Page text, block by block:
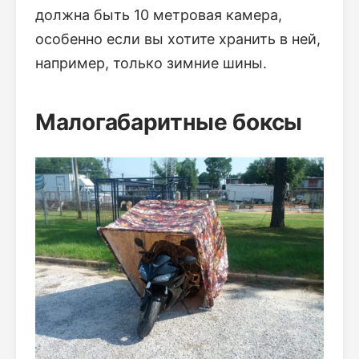
должна быть 10 метровая камера,
особенно если вы хотите хранить в ней,
например, только зимние шины.
Малогабаритные боксы